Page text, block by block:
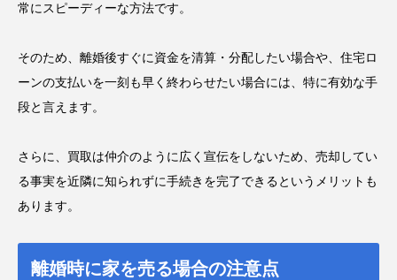
常にスピーディーな方法です。
そのため、離婚後すぐに資金を清算・分配したい場合や、住宅ロ
ーンの支払いを一刻も早く終わらせたい場合には、特に有効な手
段と言えます。
さらに、買取は仲介のように広く宣伝をしないため、売却してい
る事実を近隣に知られずに手続きを完了できるというメリットも
あります。
離婚時に家を売る場合の注意点